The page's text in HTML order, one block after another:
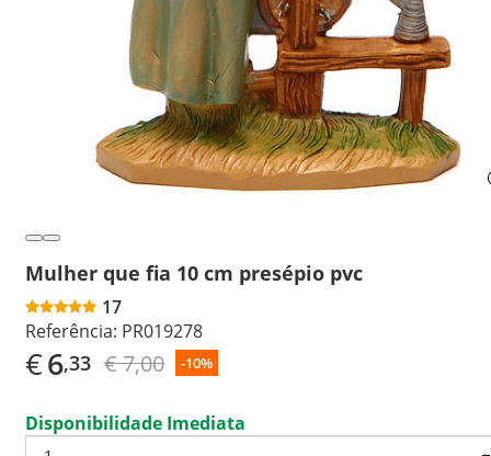
Mulher que fia 10 cm presépio pvc
17
Referência: PR019278
€6,33 € 7,00 -10%
Disponibilidade Imediata